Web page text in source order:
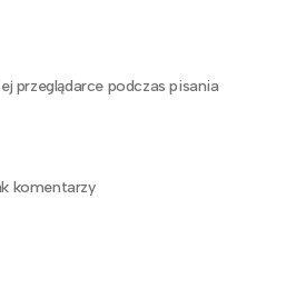
przeglądarce podczas pisania
komentarzy